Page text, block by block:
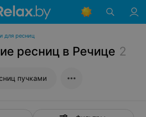
для ресниц
ресниц в Речице 2
пучками